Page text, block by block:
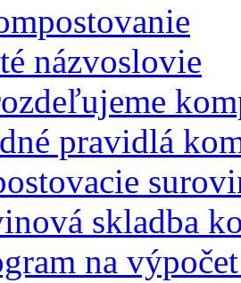
názvoslovie
pravidlá
skladba
na